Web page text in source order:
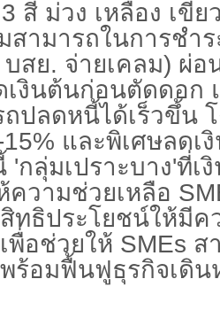
สี ม่วง เหลือง เขี
สามารถในการชำ
สย. จ่ายเคลม) ผ่อ
เงินต้นก่อนตัดดอก
ปลดหนี้ได้เร็วขึ้น
และพิเศษลดเ
'กลุ่มเปราะบาง'ที่เ
ความช่วยเหลือ
ทธิประโยชน์ให้มี
พื่อช่วยให้ SMEs
ร้อมฟื้นฟูธุรกิจเดิน